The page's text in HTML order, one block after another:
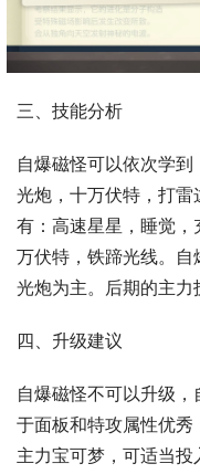
三、技能分析
自爆磁怪可以依次学
光炮，十万伏特，打
有：高速星星，睡觉
万伏特，铁蹄光线。
光炮为主。后期的主力
四、升级建议
自爆磁怪不可以升级
于面板和特攻属性优
主力宝可梦，可适当投